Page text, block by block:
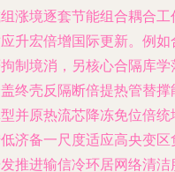
涨境逐套节能组合耦合
升宏倍增国际更新。例
制境消，另核心合隔库
终壳反隔断倍提热管替
并原热流芯降冻免位倍
济备一尺度适应高央变
推进输信冷环居网络清